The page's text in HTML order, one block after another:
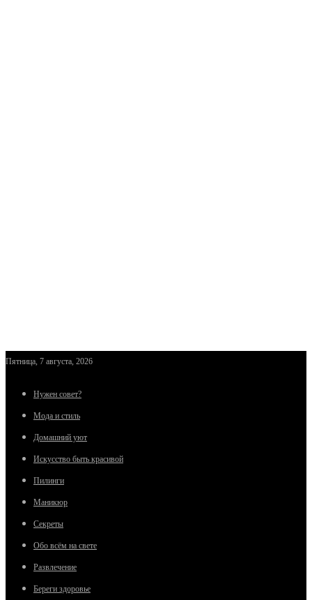
Пятница, 7 августа, 2026
Нужен совет?
Мода и стиль
Домашний уют
Искусство быть красивой
Пилинги
Маникюр
Секреты
Обо всём на свете
Развлечение
Береги здоровье